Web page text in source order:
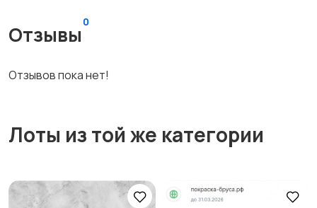
Отзывы
0
Отзывов пока нет!
Лоты из той же категории